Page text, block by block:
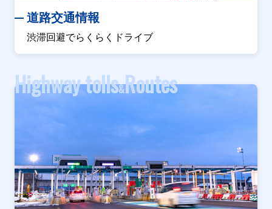
道路交通情報
渋滞回避でらくらくドライブ
Highway tolls&Routes